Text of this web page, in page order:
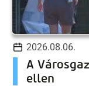
2026.08.06.
A
ellen